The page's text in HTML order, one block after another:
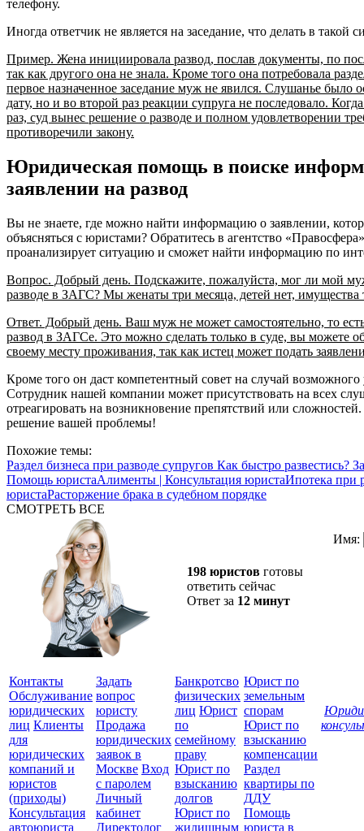
телефону.
Иногда ответчик не является на заседание, что делать в такой
Пример. Жена инициировала развод, послав документы, по
так как другого она не знала. Кроме того она потребовала
первое назначенное заседание муж не явился. Слушанье было
дату, но и во второй раз реакции супруга не последовало.
раз, суд вынес решение о разводе и полном удовлетворении
противоречили закону.
Юридическая помощь в поиске
заявлении на развод
Вы не знаете, где можно найти информацию о заявлении,
объясняться с юристами? Обратитесь в агентство
проанализирует ситуацию и сможет найти информацию по
Вопрос. Добрый день. Подскажите, пожалуйста, мог ли мой
разводе в ЗАГС? Мы женаты три месяца, детей нет, имущества
Ответ. Добрый день. Ваш муж не может самостоятельно, то
развод в ЗАГСе. Это можно сделать только в суде, вы можете
своему месту проживания, так как истец может подать
Кроме того он даст компетентный совет на случай возможного
Сотрудник нашей компании может присутствовать на всех
отреагировать на возникновение препятствий или
решение вашей проблемы!
Похожие темы:
Раздел бизнеса при разводе супругов Как быстро развестись?
Помощь юристаАлименты | Консультация юристаИпотека при
юристаРасторжение брака в судебном порядке
СМОТРЕТЬ ВСЕ
198 юристов готовы
ответить сейчас
Ответ за 12 минут
Имя:
Контакты
Обслуживание
юридических
лиц Клиенты
для
юридических
компаний и
юристов
(приходы)
Консультация
автоюриста
Задать
вопрос
юристу
Продажа
юридических
заявок в
Москве Вход
с паролем
Личный
кабинет
Директолог
Банкротсво
физических
лиц Юрист
по
семейному
праву
Юрист по
взысканию
долгов
Юрист по
жилищным
Юрист по
земельным
спорам
Юрист по
взысканию
компенсации
Раздел
квартиры по
ДДУ
Помощь
юриста в